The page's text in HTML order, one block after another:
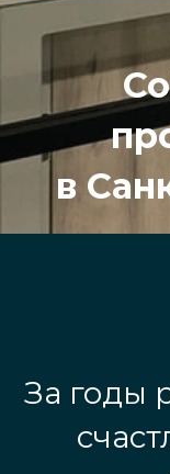
в
За годы